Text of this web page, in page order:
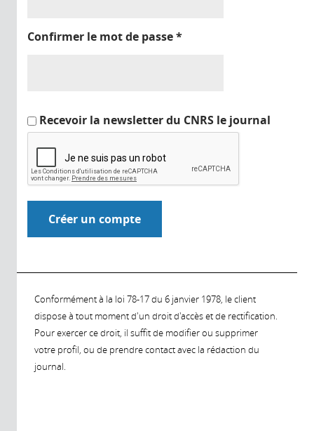
Confirmer le mot de passe*
Recevoir la newsletter du CNRS le journal
Conformément à la loi 78-17 du 6 janvier 1978, le client
dispose à tout moment d'un droit d'accès et de rectification.
Pour exercer ce droit, il suffit de modifier ou supprimer
votre profil, ou de prendre contact avec la rédaction du
journal.